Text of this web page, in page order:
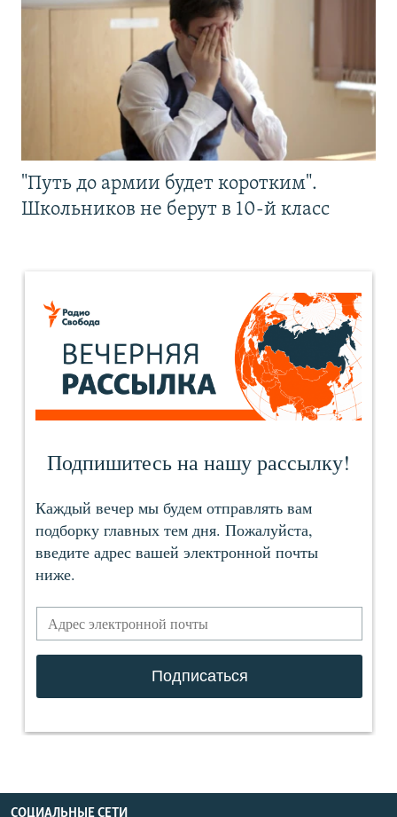
"Путь до армии будет коротким".
Школьников не берут в 10-й класс
СОЦИАЛЬНЫЕ СЕТИ